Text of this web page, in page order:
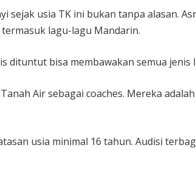
sejak usia TK ini bukan tanpa alasan.
lagu-lagu Mandarin.
dituntut bisa membawakan semua jenis
Air sebagai coaches. Mereka adalah
usia minimal 16 tahun. Audisi